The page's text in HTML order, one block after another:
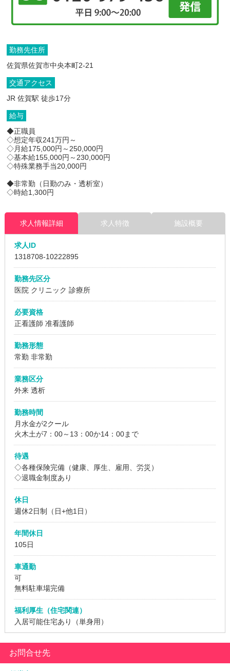
勤務先住所
佐賀県佐賀市中央本町2-21
交通アクセス
JR 佐賀駅 徒歩17分
給与
◆正職員
◇想定年収241万円～
◇月給175,000円～250,000円
◇基本給155,000円～230,000円
◇特殊業務手当20,000円
◆非常勤（日勤のみ・透析室）
◇時給1,300円
求人情報詳細 求人特徴 施設概要
求人ID
1318708-10222895
勤務先区分
医院 クリニック 診療所
必要資格
正看護師 准看護師
勤務形態
常勤 非常勤
業務区分
外来 透析
勤務時間
月水金が2クール
火木土が7：00～13：00か14：00まで
待遇
◇各種保険完備（健康、厚生、雇用、労災）
◇退職金制度あり
休日
週休2日制（日+他1日）
年間休日
105日
車通勤
可
無料駐車場完備
福利厚生（住宅関連）
入居可能住宅あり（単身用）
お問合せ先